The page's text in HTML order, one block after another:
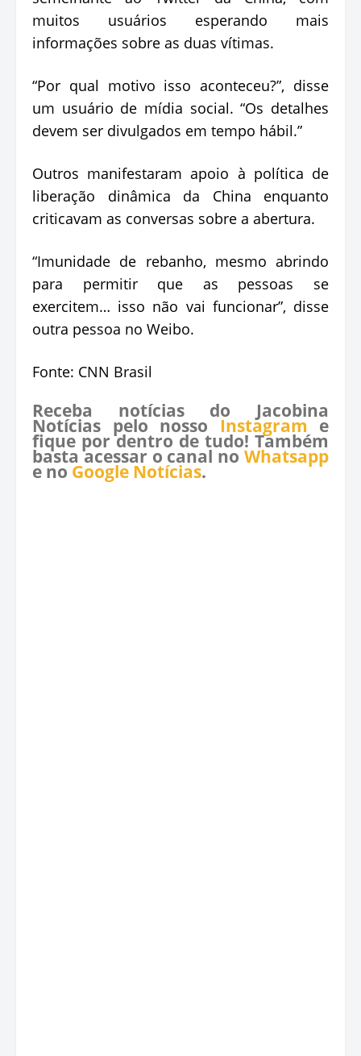
muitos usuários esperando mais
informações sobre as duas vítimas.
“Por qual motivo isso aconteceu?”, disse
um usuário de mídia social. “Os detalhes
devem ser divulgados em tempo hábil.”
Outros manifestaram apoio à política de
liberação dinâmica da China enquanto
criticavam as conversas sobre a abertura.
“Imunidade de rebanho, mesmo abrindo
para permitir que as pessoas se
exercitem… isso não vai funcionar”, disse
outra pessoa no Weibo.
Fonte: CNN Brasil
Receba notícias do Jacobina
Notícias pelo nosso Instagram e
fique por dentro de tudo! Também
basta acessar o canal no Whatsapp
e no Google Notícias.